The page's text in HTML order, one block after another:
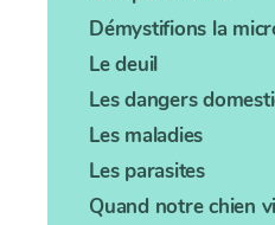
Démystifions la
Le deuil
Les dangers
Les maladies
Les parasites
Quand notre chien